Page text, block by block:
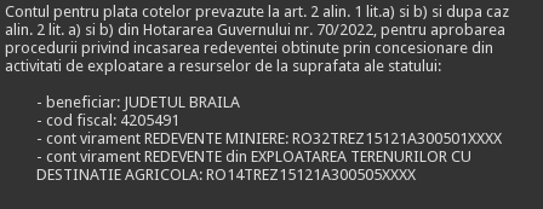
Contul pentru plata cotelor prevazute la art. 2 alin. 1 lit.a) si b) si dupa caz
alin. 2 lit. a) si b) din Hotararea Guvernului nr. 70/2022, pentru aprobarea
procedurii privind incasarea redeventei obtinute prin concesionare din
activitati de exploatare a resurselor de la suprafata ale statului:
- beneficiar: JUDETUL BRAILA
- cod fiscal: 4205491
- cont virament REDEVENTE MINIERE: RO32TREZ15121A300501XXXX
- cont virament REDEVENTE din EXPLOATAREA TERENURILOR CU
DESTINATIE AGRICOLA: RO14TREZ15121A300505XXXX